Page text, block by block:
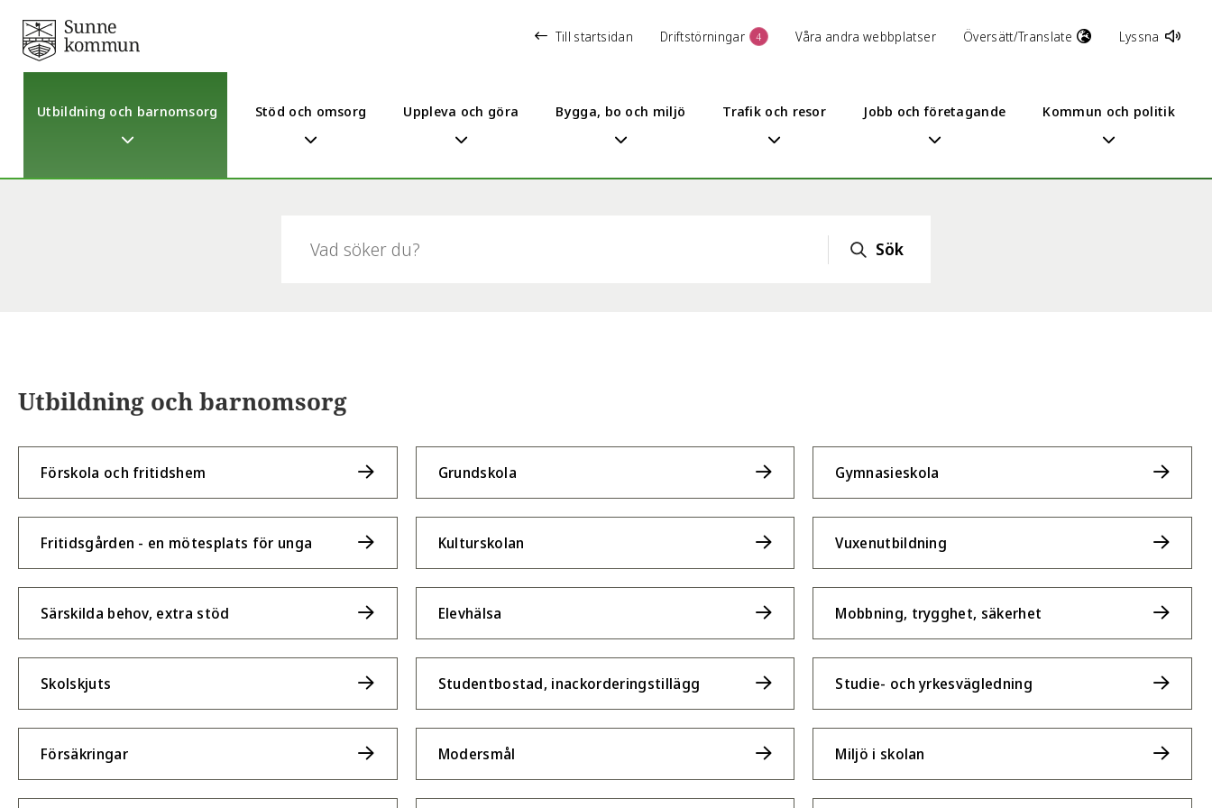
Till startsidan Driftstörningar 4 Våra andra webbplatser Översätt/Translate Lyssna
Utbildning och barnomsorg Stöd och omsorg Uppleva och göra Bygga, bo och miljö Trafik och resor Jobb och företagande Kommun och politik
Sök
Utbildning och barnomsorg
Förskola och fritidshem Grundskola Gymnasieskola
Fritidsgården - en mötesplats för unga Kulturskolan Vuxenutbildning
Särskilda behov, extra stöd Elevhälsa Mobbning, trygghet, säkerhet
Skolskjuts Studentbostad, inackorderingstillägg Studie- och yrkesvägledning
Försäkringar Modersmål Miljö i skolan